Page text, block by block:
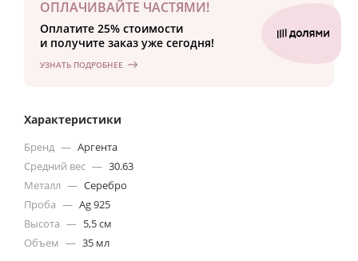
ОПЛАЧИВАЙТЕ ЧАСТЯМИ!
Оплатите 25% стоимости
и получите заказ уже сегодня!
УЗНАТЬ ПОДРОБНЕЕ
Характеристики
Бренд — Аргента
Средний вес — 30.63
Металл — Серебро
Проба — Ag 925
Высота — 5,5 см
Объем — 35 мл